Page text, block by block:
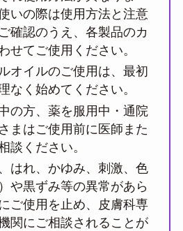
いの際は使用方法と注意
確認のうえ、各製品のカ
せてご使用ください。
オイルのご使用は、最初
なく始めてください。
の方、薬を服用中・通院
まはご使用前に医師また
談ください。
はれ、かゆみ、刺激、色
や黒ずみ等の異常があら
ご使用を止め、皮膚科専
関にご相談されることが